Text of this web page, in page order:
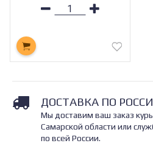
ДОСТАВКА ПО
Мы доставим ваш заказ
Самарской области или
по всей России.